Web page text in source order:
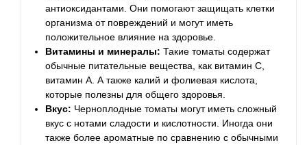
антиоксидантами. Они помогают защищать клетки
организма от повреждений и могут иметь
положительное влияние на здоровье.
Витамины и минералы: Такие томаты содержат
обычные питательные вещества, как витамин C,
витамин A. А также калий и фолиевая кислота,
которые полезны для общего здоровья.
Вкус: Черноплодные томаты могут иметь сложный
вкус с нотами сладости и кислотности. Иногда они
также более ароматные по сравнению с обычными